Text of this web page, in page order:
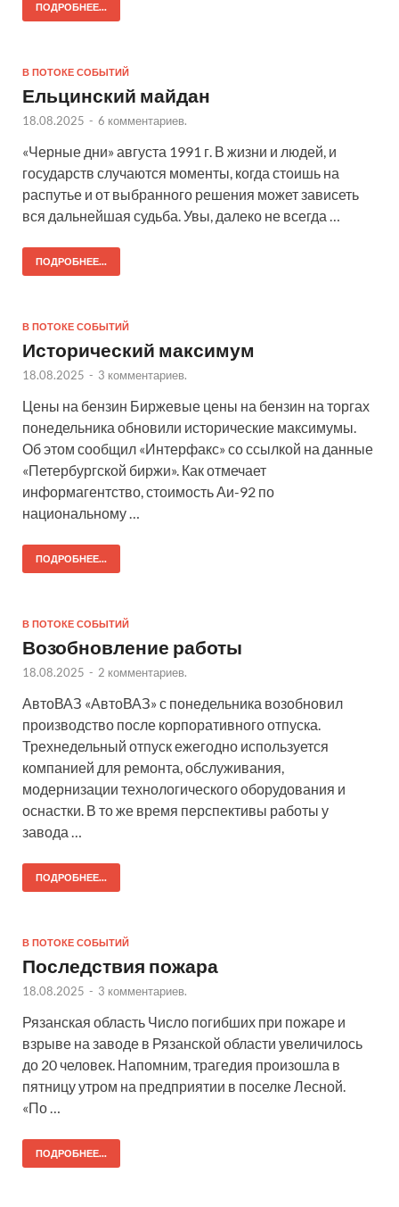
ПОДРОБНЕЕ...
В ПОТОКЕ СОБЫТИЙ
Ельцинский майдан
18.08.2025 - 6 комментариев.
«Черные дни» августа 1991 г. В жизни и людей, и
государств случаются моменты, когда стоишь на
распутье и от выбранного решения может зависеть
вся дальнейшая судьба. Увы, далеко не всегда …
ПОДРОБНЕЕ...
В ПОТОКЕ СОБЫТИЙ
Исторический максимум
18.08.2025 - 3 комментариев.
Цены на бензин Биржевые цены на бензин на торгах
понедельника обновили исторические максимумы.
Об этом сообщил «Интерфакс» со ссылкой на данные
«Петербургской биржи». Как отмечает
информагентство, стоимость Аи-92 по
национальному …
ПОДРОБНЕЕ...
В ПОТОКЕ СОБЫТИЙ
Возобновление работы
18.08.2025 - 2 комментариев.
АвтоВАЗ «АвтоВАЗ» с понедельника возобновил
производство после корпоративного отпуска.
Трехнедельный отпуск ежегодно используется
компанией для ремонта, обслуживания,
модернизации технологического оборудования и
оснастки. В то же время перспективы работы у
завода …
ПОДРОБНЕЕ...
В ПОТОКЕ СОБЫТИЙ
Последствия пожара
18.08.2025 - 3 комментариев.
Рязанская область Число погибших при пожаре и
взрыве на заводе в Рязанской области увеличилось
до 20 человек. Напомним, трагедия произошла в
пятницу утром на предприятии в поселке Лесной.
«По …
ПОДРОБНЕЕ...